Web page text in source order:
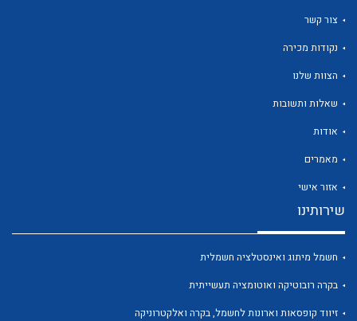
לכל מוצרי היצרן
לכל מוצרי היצרן
צור קשר
נקודות מכירה
הצוות שלנו
שאלות ותשובות
אודות
מאמרים
אזור אישי
שירותינו
חשמל מיתוג ואינסטלציה חשמלית
בקרה רובוטיקה ואוטומציה תעשייתית
זיווד קופסאות וארונות לחשמל, בקרה ואלקטרוניקה